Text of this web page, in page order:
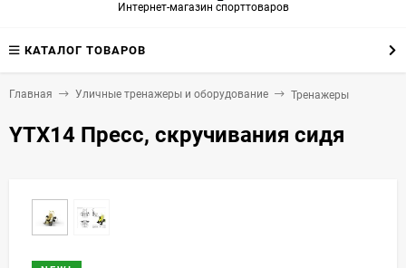
Интернет-магазин спорттоваров
КАТАЛОГ ТОВАРОВ
Главная Уличные тренажеры и оборудование Тренажеры
YTX14 Пресс, скручивания сидя